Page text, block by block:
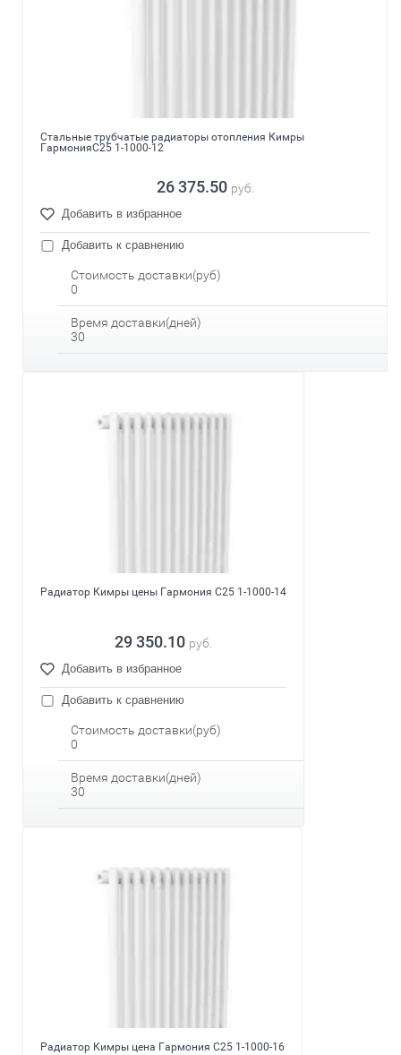
Стальные трубчатые радиаторы отопления Кимры
ГармонияС25 1-1000-12
26 375.50 руб.
Добавить в избранное
Добавить к сравнению
Стоимость доставки(руб)
0
Время доставки(дней)
30
Радиатор Кимры цены Гармония С25 1-1000-14
29 350.10 руб.
Добавить в избранное
Добавить к сравнению
Стоимость доставки(руб)
0
Время доставки(дней)
30
Радиатор Кимры цена Гармония С25 1-1000-16